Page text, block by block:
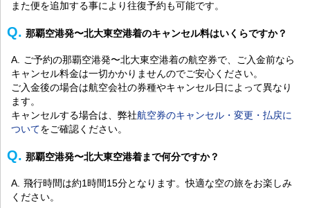
また便を追加する事により往復予約も可能です。
那覇空港発〜北大東空港着のキャンセル料はいくらですか？
ご予約の那覇空港発〜北大東空港着の航空券で、ご入金前なら
キャンセル料金は一切かかりませんのでご安心ください。
ご入金後の場合は航空会社の券種やキャンセル日によって異なり
ます。
キャンセルする場合は、弊社航空券のキャンセル・変更・払戻に
ついてをご確認ください。
那覇空港発〜北大東空港着まで何分ですか？
飛行時間は約1時間15分となります。快適な空の旅をお楽しみ
ください。